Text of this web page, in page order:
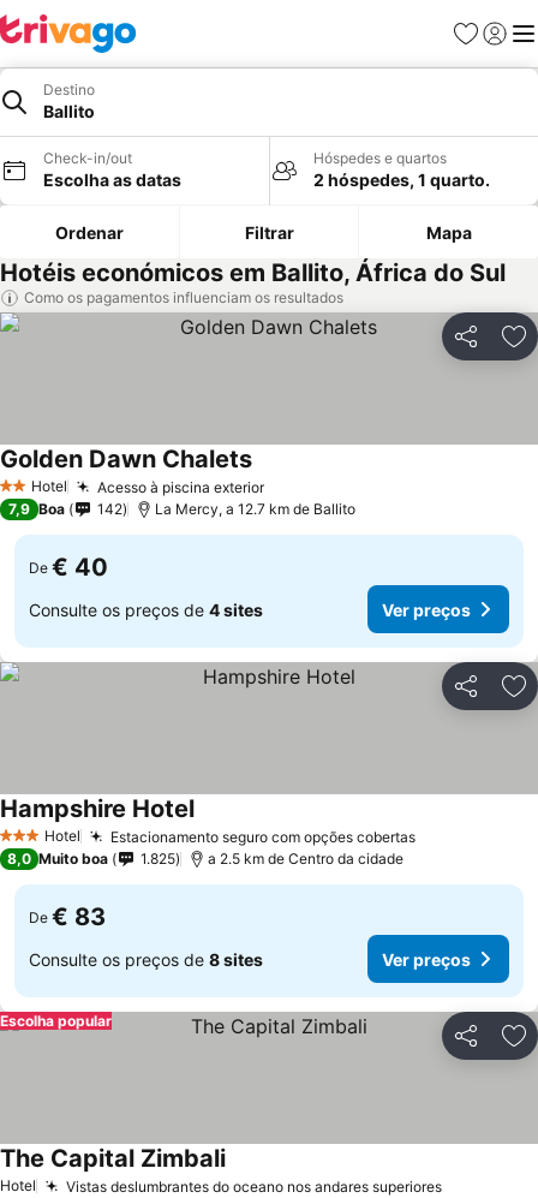
Favoritos
Iniciar
Destino
Ballito
Check-in/out
Escolha as datas
Hóspedes e quartos
2 hóspedes, 1 quarto.
Ordenar Filtrar Mapa
Hotéis económicos em Ballito, África do Sul
Como os pagamentos influenciam os resultados
Partilhar
2 Estrelas
Hotel Acesso à piscina exterior
Golden Dawn Chalets
7,9 Boa 142 La Mercy, a 12.7 km de Ballito
De € 40
Consulte os preços de 4 sites Ver preços
Partilhar
3 EstrelasHotel Estacionamento seguro com opções cobertas
Hampshire Hotel
8,0 Muito boa 1.825 a 2.5 km de Centro da cidade
De € 83
Consulte os preços de 8 sites Ver preços
Partilhar
Escolha popular
Hotel Vistas deslumbrantes do oceano nos andares superiores
The Capital Zimbali